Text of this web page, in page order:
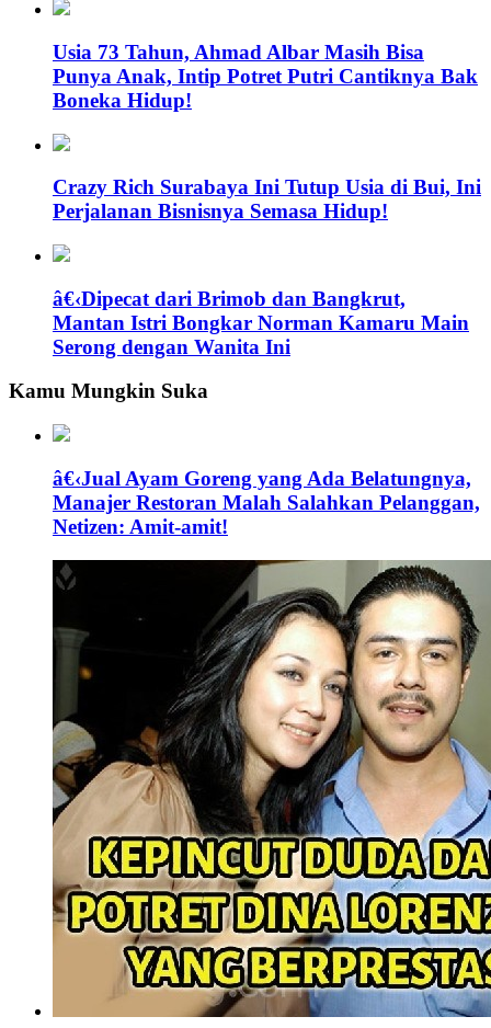
Usia 73 Tahun, Ahmad Albar Masih Bisa
Punya Anak, Intip Potret Putri Cantiknya Bak
Boneka Hidup!
Crazy Rich Surabaya Ini Tutup Usia di Bui, Ini
Perjalanan Bisnisnya Semasa Hidup!
â€‹Dipecat dari Brimob dan Bangkrut,
Mantan Istri Bongkar Norman Kamaru Main
Serong dengan Wanita Ini
Kamu Mungkin Suka
â€‹Jual Ayam Goreng yang Ada Belatungnya,
Manajer Restoran Malah Salahkan Pelanggan,
Netizen: Amit-amit!